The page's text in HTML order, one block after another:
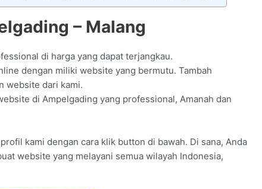
– Malang
di harga yang dapat terjangkau.
dengan miliki website yang bermutu. Tambah
website dari kami.
di Ampelgading yang professional, Amanah dan
kami dengan cara klik button di bawah. Di sana, Anda
website yang melayani semua wilayah Indonesia,